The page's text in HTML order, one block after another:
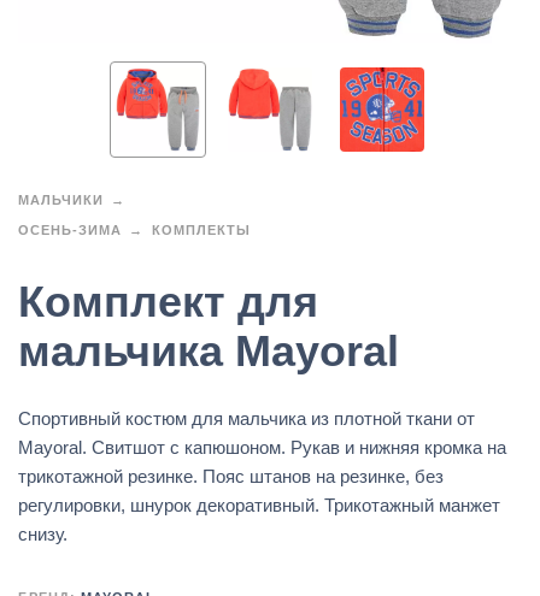
МАЛЬЧИКИ
ОСЕНЬ-ЗИМА КОМПЛЕКТЫ
Комплект для
мальчика Mayoral
Спортивный костюм для мальчика из плотной ткани от
Mayoral. Свитшот с капюшоном. Рукав и нижняя кромка на
трикотажной резинке. Пояс штанов на резинке, без
регулировки, шнурок декоративный. Трикотажный манжет
снизу.